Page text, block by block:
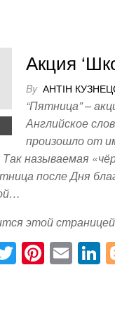
Акция
By АНТІН
“Пятница” –
Английское
произошло от
называемая
после Дня
этой
T Pi E